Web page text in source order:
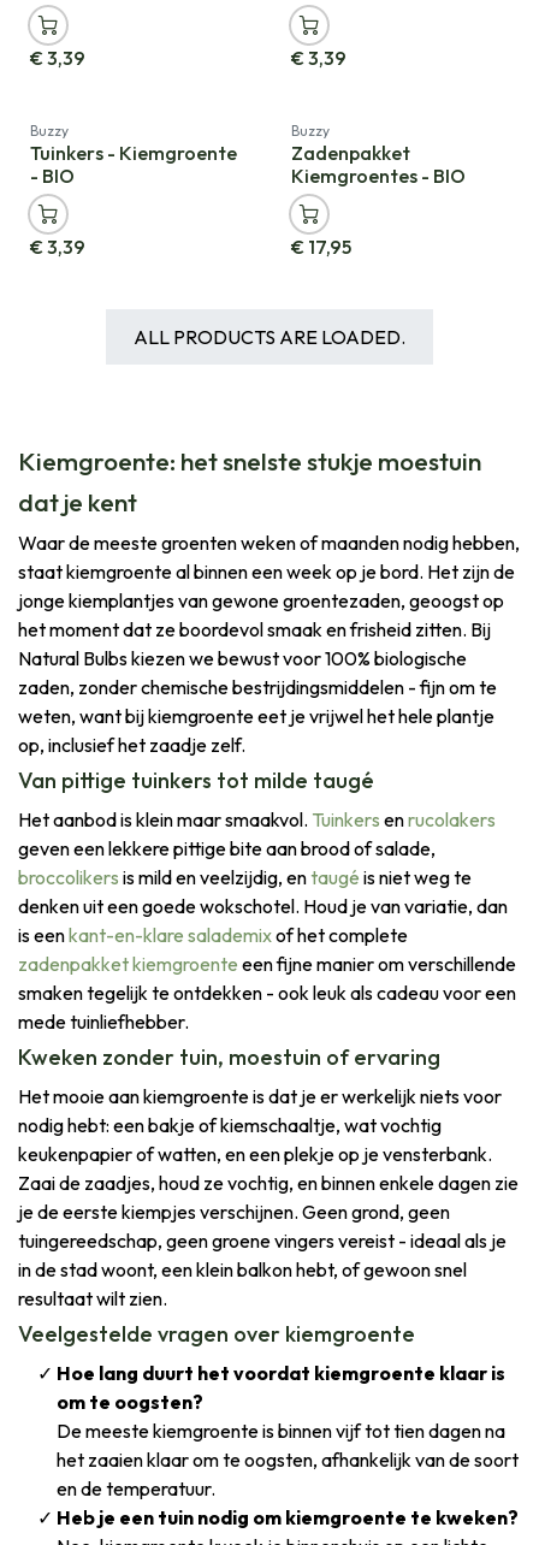
€3,39 €3,39
Nieuw!
Buzzy
Tuinkers - Kiemgroente
- BIO
€3,39 Cadeauverpakking
Buzzy
Zadenpakket
Kiemgroentes - BIO
€ 17,95
ALL PRODUCTS ARE LOADED.
Kiemgroente: het snelste stukje moestuin
dat je kent
Waar de meeste groenten weken of maanden nodig hebben,
staat kiemgroente al binnen een week op je bord. Het zijn de
jonge kiemplantjes van gewone groentezaden, geoogst op
het moment dat ze boordevol smaak en frisheid zitten. Bij
Natural Bulbs kiezen we bewust voor 100% biologische
zaden, zonder chemische bestrijdingsmiddelen - fijn om te
weten, want bij kiemgroente eet je vrijwel het hele plantje
op, inclusief het zaadje zelf.
Van pittige tuinkers tot milde taugé
Het aanbod is klein maar smaakvol. Tuinkers enrucolakers
geven een lekkere pittige bite aan brood of salade,
broccolikers is mild en veelzijdig, entaugé is niet weg te
denken uit een goede wokschotel. Houd je van variatie, dan
is eenkant-en-klare salademixof het complete
zadenpakket kiemgroente een fijne manier om verschillende
smaken tegelijk te ontdekken - ook leuk als cadeau voor een
mede tuinliefhebber.
Kweken zonder tuin, moestuin of ervaring
Het mooie aan kiemgroente is dat je er werkelijk niets voor
nodig hebt: een bakje of kiemschaaltje, wat vochtig
keukenpapier of watten, en een plekje op je vensterbank.
Zaai de zaadjes, houd ze vochtig, en binnen enkele dagen zie
je de eerste kiempjes verschijnen. Geen grond, geen
tuingereedschap, geen groene vingers vereist - ideaal als je
in de stad woont, een klein balkon hebt, of gewoon snel
resultaat wilt zien.
Veelgestelde vragen over kiemgroente
Hoe lang duurt het voordat kiemgroente klaar is
om te oogsten?
De meeste kiemgroente is binnen vijf tot tien dagen na
het zaaien klaar om te oogsten, afhankelijk van de soort
en de temperatuur.
Heb je een tuin nodig om kiemgroente te kweken?